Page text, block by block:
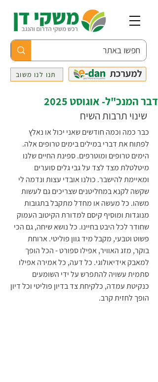
תנו לנו משוב
דבר המנכ"ל- אוגוסט 2025
כבר כמה וכמה חודשים שאני יכול או נאלץ
לפתוח את דברי במילים בימים טרופים אלה.
הימים טרופים ומוטרפים. ספינת החיים שלנו
מיטלטלת מצד לצד על גבי גלים סוערים
ומאיימת להישבר. כולנו אובדי עצות ונדמה לי
שקשה לקנא במחליטנים שצריכים גם לעשות
משהו. כל מעשה או מחדל מתקבל בתגובות
מנוגדות ומוסיף קיסם למדורת הקיטוב העמוק
שחודר לכל היבט בחיינו. כל נושא שיחה, גם הכי
פשוט וטבעי, מקבל מיד גוון פוליטי. ארוחת
בוקר, מזג האוויר, אפילו ספורט - הכל הופך
למאבק אידיאולוגי. כל דעה, כל אמירה אפילו
סתמית עשויה להתפרש על ידי השומעים
כנקיטת עמדה, כלקיחת צד בדיון פוליטי וכל דיון
הופך לחזית קרב.